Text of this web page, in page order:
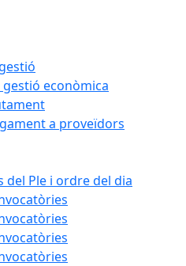
econòmica
a proveïdors
del Ple i ordre del dia